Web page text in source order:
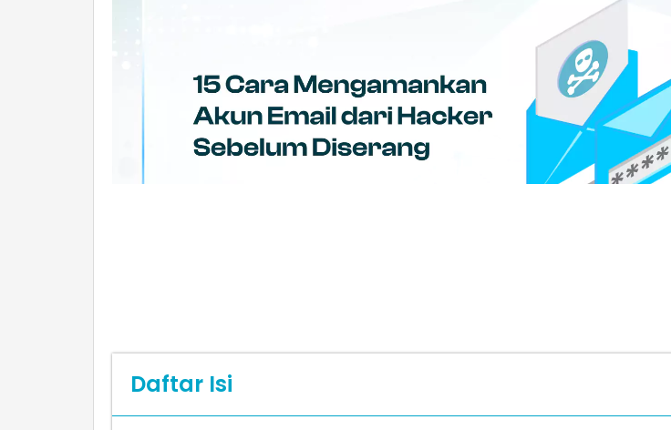
Daftar Isi